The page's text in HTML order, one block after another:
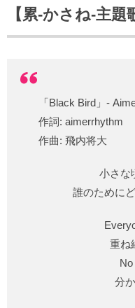
【累-かさね-主題
「Black Bird」-
作詞: aimerrhythm
作曲: 飛内将大
小さな
誰のために
重ね
分